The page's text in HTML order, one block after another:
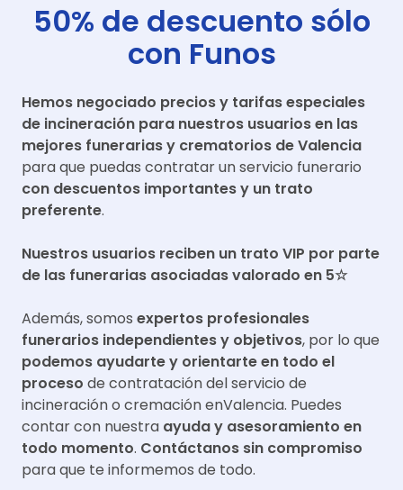
50% de descuento sólo
con Funos
Hemos negociado precios y tarifas especiales
de incineración para nuestros usuarios en las
mejores funerarias y crematorios deValencia
para que puedas contratar un servicio funerario
con descuentos importantes y un trato
preferente.
Nuestros usuarios reciben un trato VIP por parte
de las funerarias asociadas valorado en 5☆
Además, somos expertos profesionales
funerarios independientes y objetivos, por lo que
podemos ayudarte y orientarte en todo el
proceso de contratación del servicio de
incineración o cremación enValencia. Puedes
contar con nuestra ayuda y asesoramiento en
todo momento. Contáctanos sin compromiso
para que te informemos de todo.